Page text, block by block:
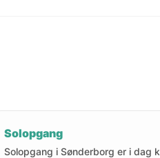
Solopgang
Solopgang i Sønderborg er i dag